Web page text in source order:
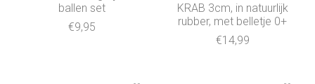
ballen set
€9,95
KRAB 3cm, in natuurlijk
rubber, met belletje 0+
€14,99